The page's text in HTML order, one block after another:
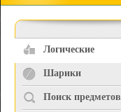
Логические
Шарики
Поиск предметов